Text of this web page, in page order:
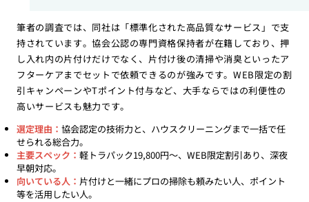
筆者の調査では、同社は「標準化された高品質なサービス」で支
持されています。協会公認の専門資格保持者が在籍しており、押
し入れ内の片付けだけでなく、片付け後の清掃や消臭といったア
フターケアまでセットで依頼できるのが強みです。WEB限定の割
引キャンペーンやTポイント付与など、大手ならではの利便性の
高いサービスも魅力です。
選定理由： 協会認定の技術力と、ハウスクリーニングまで一括で任
せられる総合力。
主要スペック： 軽トラパック19,800円〜、WEB限定割引あり、深夜
早朝対応。
向いている人： 片付けと一緒にプロの掃除も頼みたい人、ポイント
等を活用したい人。